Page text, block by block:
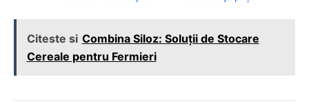
Citeste si Combina Siloz: Soluții de Stocare
Cereale pentru Fermieri